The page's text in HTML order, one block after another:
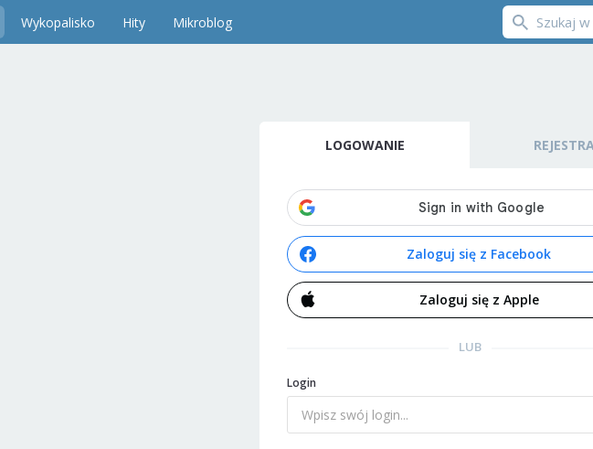
Wykopalisko Hity Mikroblog
LOGOWANIE
Zaloguj się z Facebook
Zaloguj się z Apple
LUB
Login